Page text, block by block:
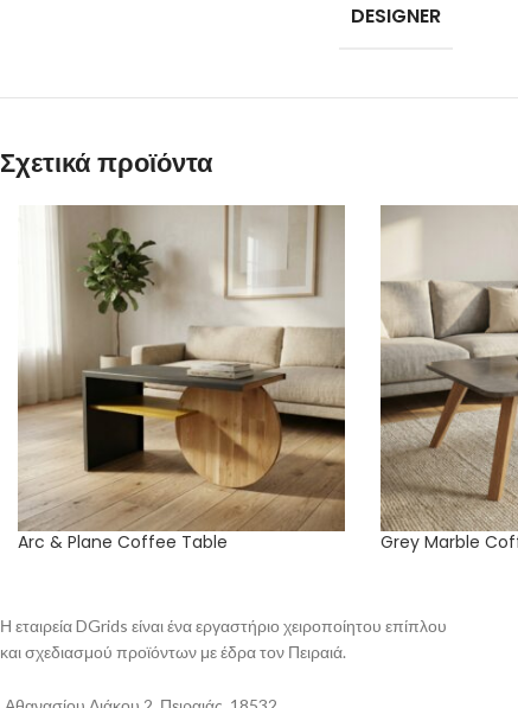
DESIGNER
Σχετικά προϊόντα
Arc & Plane Coffee Table Grey Marble
Η εταιρεία DGrids είναι ένα εργαστήριο χειροποίητου επίπλου
και σχεδιασμού προϊόντων με έδρα τον Πειραιά.